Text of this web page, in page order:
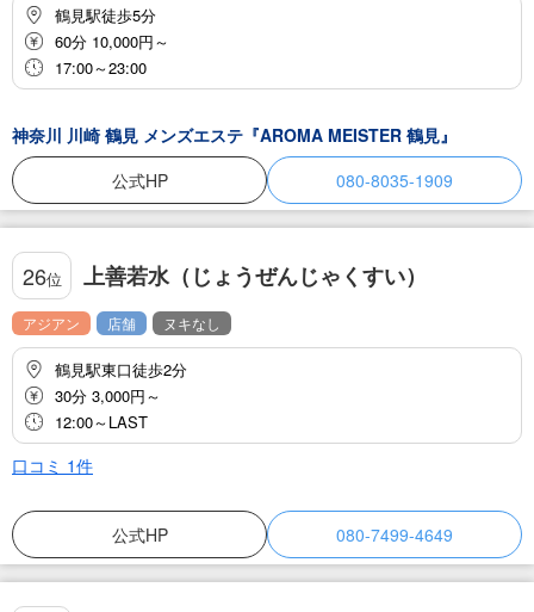
鶴見駅徒歩5分
60分 10,000円～
17:00～23:00
神奈川 川崎 鶴見 メンズエステ『AROMA MEISTER 鶴見』
公式HP
080-8035-1909
26位 上善若水（じょうぜんじゃくすい）
アジアン 店舗 ヌキなし
鶴見駅東口徒歩2分
30分 3,000円～
12:00～LAST
口コミ 1件
公式HP 080-7499-4649